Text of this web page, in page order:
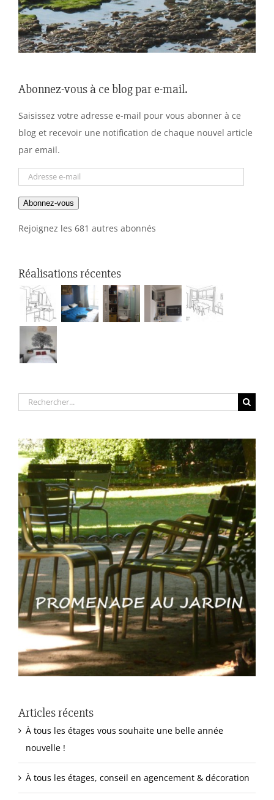
Abonnez-vous à ce blog par e-mail.
Saisissez votre adresse e-mail pour vous abonner à ce
blog et recevoir une notification de chaque nouvel article
par email.
Adresse
mail
Abonnez-vous
Rejoignez les 681 autres abonnés
Réalisations récentes
Rechercher:
Articles récents
À tous les étages vous souhaite une belle année
nouvelle !
À tous les étages, conseil en agencement & décoration